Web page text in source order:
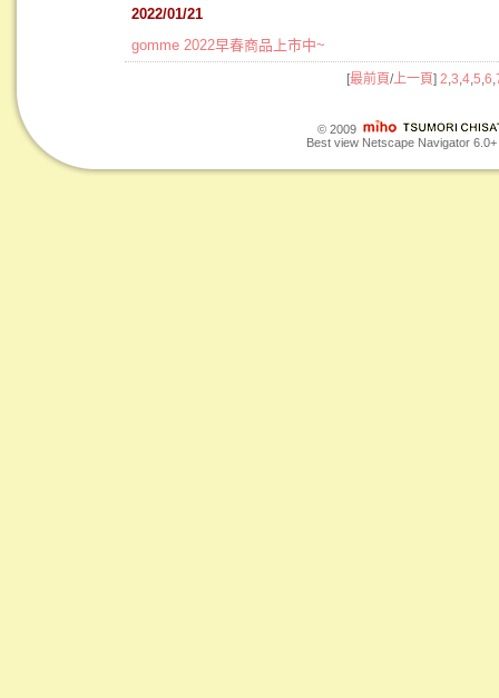
2022/01/21
gomme 2022早春商品上市中~
[最前頁/上一頁] 2 3 4, 5 6
© 2009
Best view Netscape Navigator